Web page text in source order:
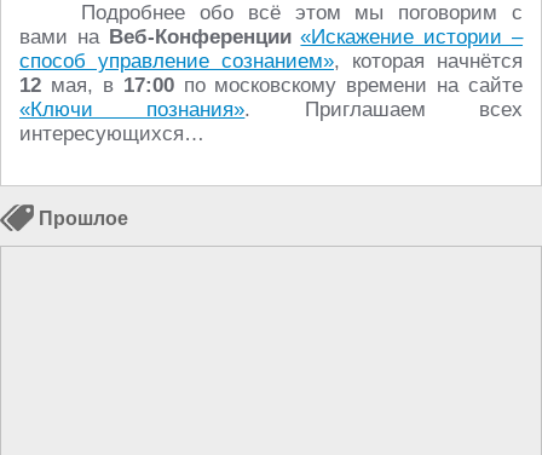
Подробнее обо всё этом мы поговорим с
вами на Веб-Конференции «Искажение истории –
способ управление сознанием», которая начнётся
12 мая, в 17:00по московскому времени на сайте
«Ключи познания». Приглашаем всех
интересующихся…
Прошлое